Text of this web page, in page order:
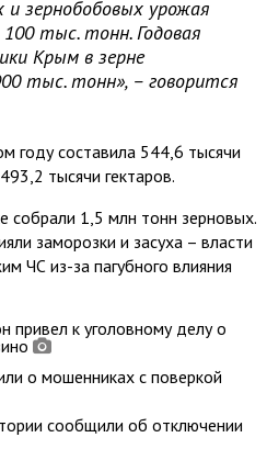
и зернобобовых урожая
тыс. тонн. Годовая
Крым в зерне
тыс. тонн», – говорится
году составила 544,6 тысячи
тысячи гектаров.
собрали 1,5 млн тонн зерновых.
заморозки и засуха – власти
ЧС из-за пагубного влияния
к уголовному делу о
о мошенниках с поверкой
сообщили об отключении